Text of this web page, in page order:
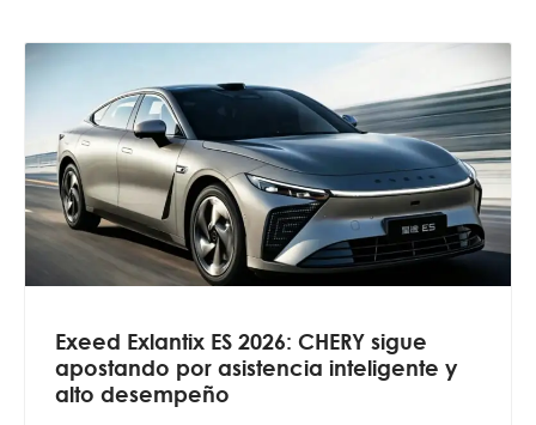
Exeed Exlantix ES 2026: CHERY sigue
apostando por asistencia inteligente y
alto desempeño